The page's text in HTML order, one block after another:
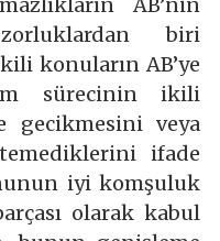
AB’nin
biri
konuların AB’ye
sürecinin ikili
gecikmesini veya
ifade
iyi komşuluk
olarak kabul